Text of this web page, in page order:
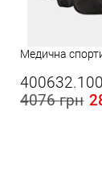
Медична
400632.100
4076 грн